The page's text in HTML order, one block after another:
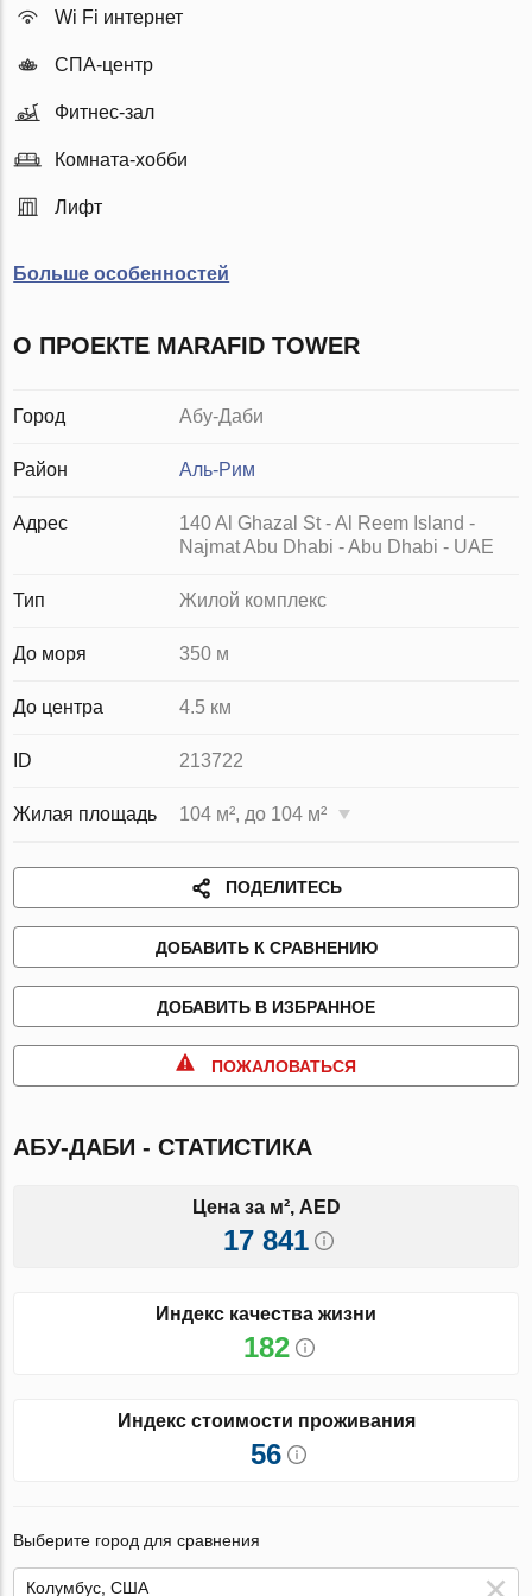
Wi Fi интернет
СПА-центр
Фитнес-зал
Комната-хобби
Лифт
Больше особенностей
О ПРОЕКТЕ MARAFID TOWER
Город Абу-Даби
Район Аль-Рим
Адрес
140 Al Ghazal St - Al Reem Island -
Najmat Abu Dhabi - Abu Dhabi - UAE
Тип Жилой комплекс
До моря 350 м
До центра 4.5 км
ID 213722
Жилая площадь 104 м², до 104 м²
ПОДЕЛИТЕСЬ
ДОБАВИТЬ К СРАВНЕНИЮ
ДОБАВИТЬ В ИЗБРАННОЕ
ПОЖАЛОВАТЬСЯ
АБУ-ДАБИ - СТАТИСТИКА
Цена за м², AED
17 841
Индекс качества жизни
182
Индекс стоимости проживания
56
Выберите город для сравнения